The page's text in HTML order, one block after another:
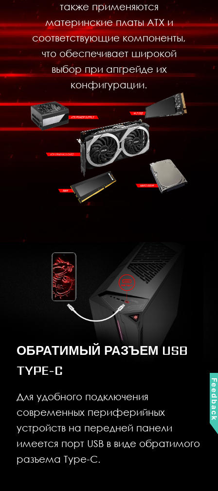
также применяются
материнские платы ATX и
соответствующие компоненты,
что обеспечивает широкой
выбор при апгрейде их
конфигурации.
ОБРАТИМЫЙ РАЗЪЕМ USB
TYPE-C
Для удобного подключения
современных периферийных
устройств на передней панели
имеется порт USB в виде обратимого
разъема Type-C.